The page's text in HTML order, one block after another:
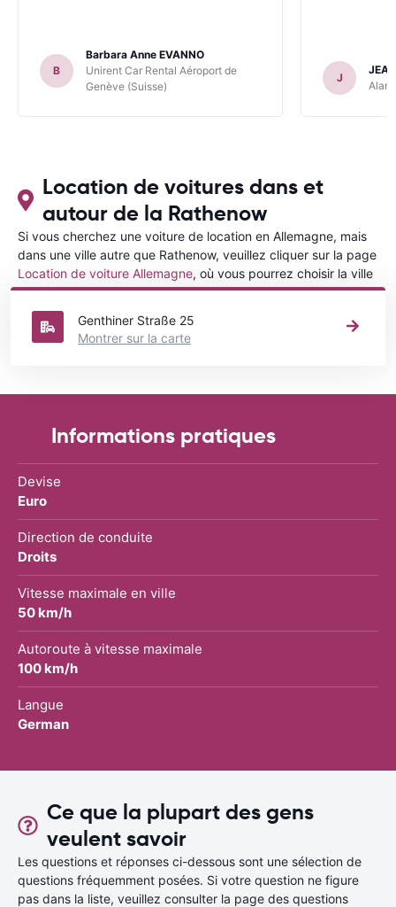
B
Barbara Anne EVANNO
Unirent Car Rental Aéroport de
Genève (Suisse)
J
Location de voitures dans et
autour de la Rathenow
Si vous cherchez une voiture de location en Allemagne, mais
dans une ville autre que Rathenow, veuillez cliquer sur la page
Location de voiture Allemagne, où vous pourrez choisir la ville
dans le Allemagne où vous souhaitez louer une voiture.
Genthiner Straße 25
Montrer sur la carte
Informations pratiques
Devise
Euro
Direction de conduite
Droits
Vitesse maximale en ville
50 km/h
Autoroute à vitesse maximale
100 km/h
Langue
German
Ce que la plupart des gens
veulent savoir
Les questions et réponses ci-dessous sont une sélection de
questions fréquemment posées. Si votre question ne figure
pas dans la liste, veuillez consulter la page des questions